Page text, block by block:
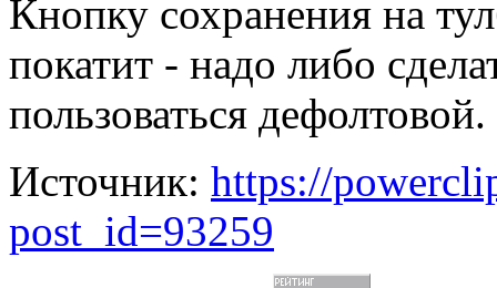
Кнопку сохранения на
покатит - надо либо
пользоваться дефолтовой.
Источник: https://
post_id=93259